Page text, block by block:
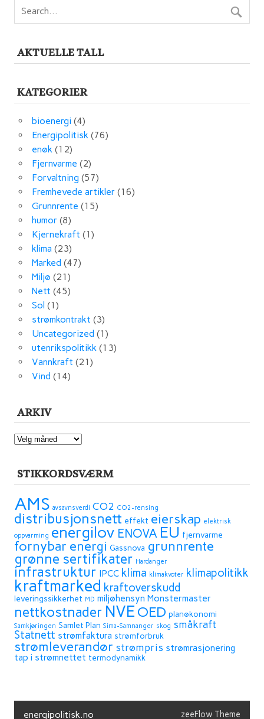
AKTUELLE TALL
KATEGORIER
bioenergi (4)
Energipolitisk (76)
enøk (12)
Fjernvarme (2)
Forvaltning (57)
Fremhevede artikler (16)
Grunnrente (15)
humor (8)
Kjernekraft (1)
klima (23)
Marked (47)
Miljø (21)
Nett (45)
Sol (1)
strømkontrakt (3)
Uncategorized (1)
utenrikspolitikk (13)
Vannkraft (21)
Vind (14)
ARKIV
ARKIV
STIKKORDSVÆRM
AMS avsavnsverdi CO2 CO2-rensing
distribusjonsnett effekt eierskap elektrisk
oppvarming energilov ENOVA EU fjernvarme
fornybar energi Gassnova grunnrente
grønne sertifikater Hardanger
infrastruktur IPCC klima klimakvoter klimapolitikk
kraftmarked kraftoverskudd
leveringssikkerhet MD miljøhensyn Monstermaster
nettkostnader NVE OED planøkonomi
Samkjøringen Samlet Plan Sima-Samnanger skog småkraft
Statnett strømfaktura strømforbruk
strømleverandør strømpris strømrasjonering
tap i strømnettet termodynamikk
energipolitisk.no zeeFlow Theme